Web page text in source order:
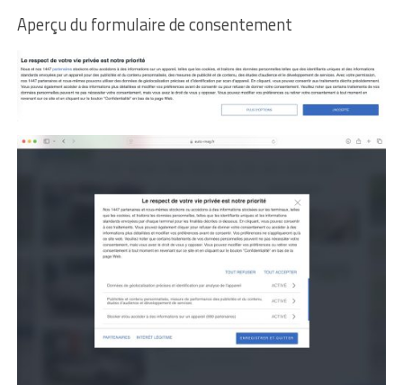
Aperçu du formulaire de consentement